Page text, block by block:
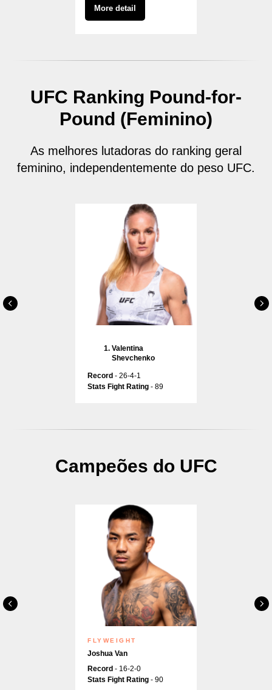
More detail
UFC Ranking Pound-for-
Pound (Feminino)
As melhores lutadoras do ranking geral
feminino, independentemente do peso UFC.
Valentina
Shevchenko
Record - 26-4-1
Stats Fight Rating - 89
Campeões do UFC
FLYWEIGHT
Joshua Van
Record - 16-2-0
Stats Fight Rating - 90